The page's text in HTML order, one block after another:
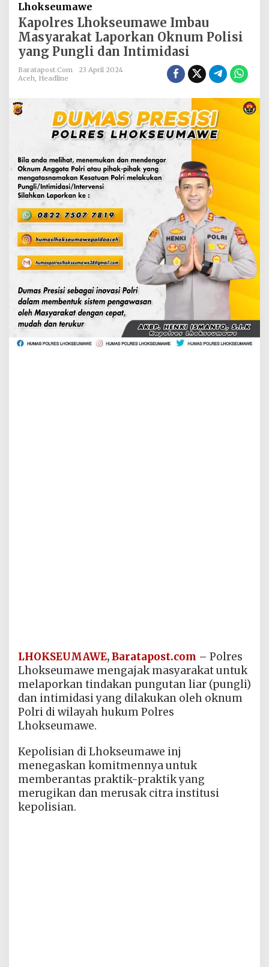
Imbau
Masyarakat
Laporkan
Oknum
yang
Intimidasi
Lhokseumawe
Kapolres Lhokseumawe Imbau
Masyarakat Laporkan Oknum Polisi
yang Pungli dan Intimidasi
Baratapost.com
23 April 2024
Aceh, Headline
LHOKSEUMAWE,Baratapost.com – Polres
Lhokseumawe mengajak masyarakat untuk
melaporkan tindakan pungutan liar (pungli)
dan intimidasi yang dilakukan oleh oknum
Polri di wilayah hukum Polres
Lhokseumawe.
Kepolisian di Lhokseumawe inj
menegaskan komitmennya untuk
memberantas praktik-praktik yang
merugikan dan merusak citra institusi
kepolisian.